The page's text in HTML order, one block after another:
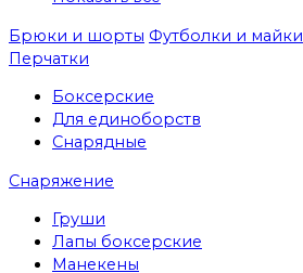
Брюки и шорты Футболки и майки
Перчатки
Боксерские
Для единоборств
Снарядные
Снаряжение
Груши
Лапы боксерские
Манекены